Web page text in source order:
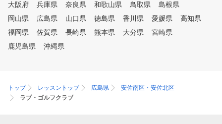
大阪府
兵庫県 奈良県 和歌山県 鳥取県
島根県
岡山県
広島県 山口県 徳島県 香川県 愛媛県
高知県
福岡県
佐賀県 長崎県 熊本県 大分県
宮崎県
鹿児島県
沖縄県
トップ レッスントップ 広島県
安佐南区・安佐北区
ラブ・ゴルフクラブ